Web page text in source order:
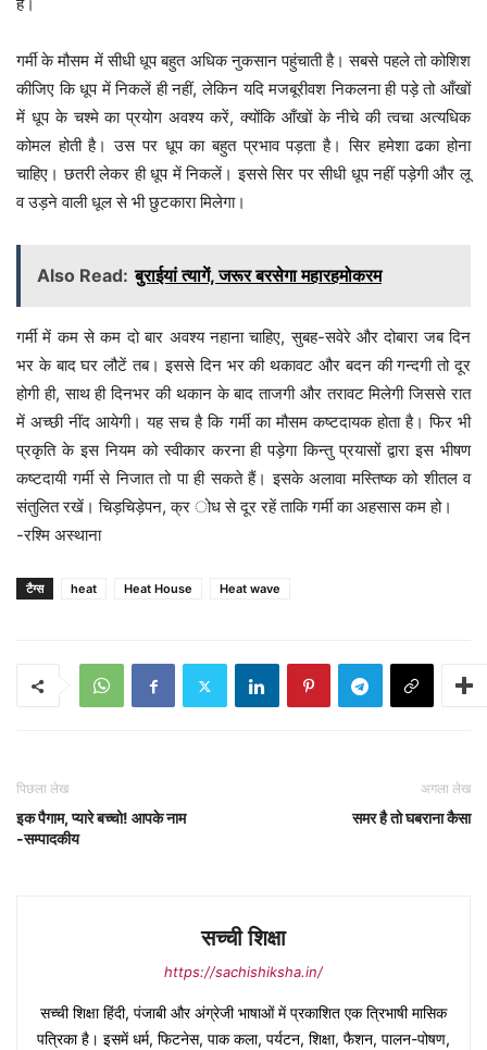
गर्मी के मौसम में सीधी धूप बहुत अधिक नुकसान पहुंचाती है। सबसे पहले तो कोशिश
कीजिए कि धूप में निकलें ही नहीं, लेकिन यदि मजबूरीवश निकलना ही पड़े तो आँखों
में धूप के चश्मे का प्रयोग अवश्य करें, क्योंकि आँखों के नीचे की त्वचा अत्यधिक
कोमल होती है। उस पर धूप का बहुत प्रभाव पड़ता है। सिर हमेशा ढका होना
चाहिए। छतरी लेकर ही धूप में निकलें। इससे सिर पर सीधी धूप नहीं पड़ेगी और लू
व उड़ने वाली धूल से भी छुटकारा मिलेगा।
Also Read: बुराईयां त्यागें, जरूर बरसेगा महारहमोकरम
गर्मी में कम से कम दो बार अवश्य नहाना चाहिए, सुबह-सवेरे और दोबारा जब दिन
भर के बाद घर लौटें तब। इससे दिन भर की थकावट और बदन की गन्दगी तो दूर
होगी ही, साथ ही दिनभर की थकान के बाद ताजगी और तरावट मिलेगी जिससे रात
में अच्छी नींद आयेगी। यह सच है कि गर्मी का मौसम कष्टदायक होता है। फिर भी
प्रकृति के इस नियम को स्वीकार करना ही पड़ेगा किन्तु प्रयासों द्वारा इस भीषण
कष्टदायी गर्मी से निजात तो पा ही सकते हैं। इसके अलावा मस्तिष्क को शीतल व
संतुलित रखें। चिड़चिड़ेपन, क्र ोध से दूर रहें ताकि गर्मी का अहसास कम हो।
-रश्मि अस्थाना
टैग्स heat Heat House Heat wave
पिछला लेख
इक पैगाम, प्यारे बच्चो! आपके नाम
-सम्पादकीय
अगला लेख
समर है तो घबराना कैसा
सच्ची शिक्षा
https://sachishiksha.in/
सच्ची शिक्षा हिंदी, पंजाबी और अंग्रेजी भाषाओं में प्रकाशित एक त्रिभाषी मासिक
पत्रिका है। इसमें धर्म, फिटनेस, पाक कला, पर्यटन, शिक्षा, फैशन, पालन-पोषण,